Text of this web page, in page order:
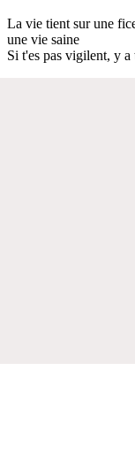
La vie tient sur une
une vie saine
Si t'es pas vigilent, y